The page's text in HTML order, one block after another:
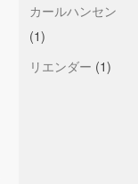
カールハンセン
(1)
リエンダー (1)